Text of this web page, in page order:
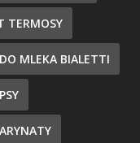
TERMOSY
MLEKA BIALETTI